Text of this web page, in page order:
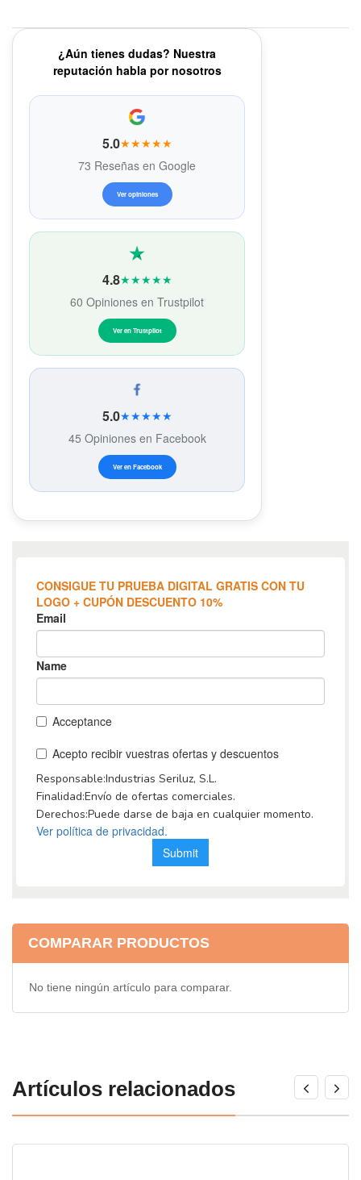
¿Aún tienes dudas? Nuestra
reputación habla por nosotros
5.0★★★★★
73 Reseñas en Google
Ver opiniones
4.8★★★★★
60 Opiniones en Trustpilot
Ver en Trustpilot
5.0★★★★★
45 Opiniones en Facebook
Ver en Facebook
COMPARAR PRODUCTOS
No tiene ningún artículo para comparar.
Artículos relacionados